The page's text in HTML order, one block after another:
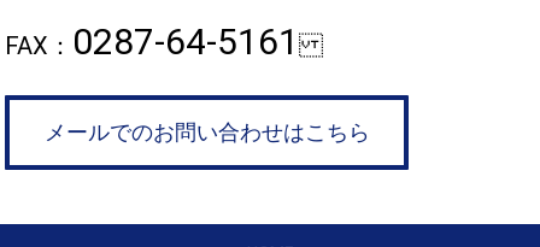
FAX： 0287-64-5161
メールでのお問い合わせはこちら